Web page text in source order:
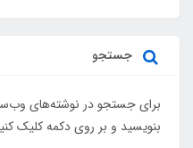
جستجو
برای جستجو در نوشته‌های
بنویسید و بر روی دکمه کلیک